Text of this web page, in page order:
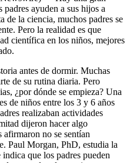
ayuden a sus hijos a
de la ciencia, muchos padres se
Pero la realidad es que
científica en los niños, mejores
antes de dormir. Muchas
de su rutina diaria. Pero
¿por dónde se empieza? Una
de niños entre los 3 y 6 años
realizaban actividades
dijeron hacer algo
no se sentían
Paul Morgan, PhD, estudia la
que los padres pueden